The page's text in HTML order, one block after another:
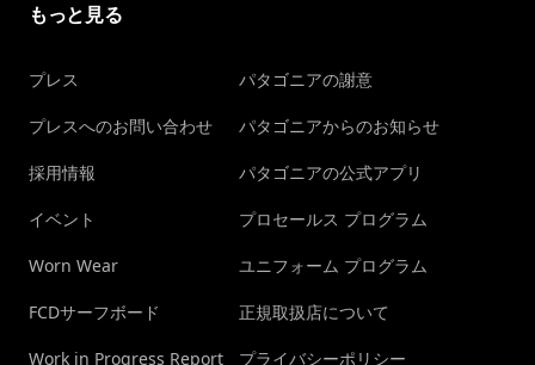
もっと見る
プレス
プレスへのお問い合わせ
採用情報
イベント
Worn Wear
FCDサーフボード
Work in Progress Report
パタゴニアの謝意
パタゴニアからのお知らせ
パタゴニアの公式アプリ
プロセールス プログラム
ユニフォーム プログラム
正規取扱店について
プライバシーポリシー